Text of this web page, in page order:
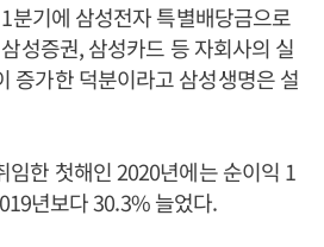
분기에 삼성전자 특별배당금으로
성증권, 삼성카드 등 자회사의 실
증가한 덕분이라고 삼성생명은 설
임한 첫해인 2020년에는 순이익 1
년보다 30.3% 늘었다.